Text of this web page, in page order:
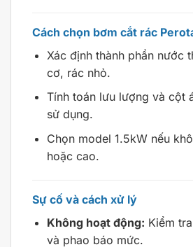
Cách chọn bơm cắt rác
Xác định thành phần nước
cơ, rác nhỏ.
Tính toán lưu lượng và cột
sử dụng.
Chọn model 1.5kW nếu
hoặc cao.
Sự cố và cách xử lý
Không hoạt động: Kiểm
và phao báo mức.